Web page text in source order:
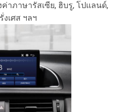
ภาษารัสเซีย, ฮิบรู, โปแลนด์,
งเศส ฯลฯ